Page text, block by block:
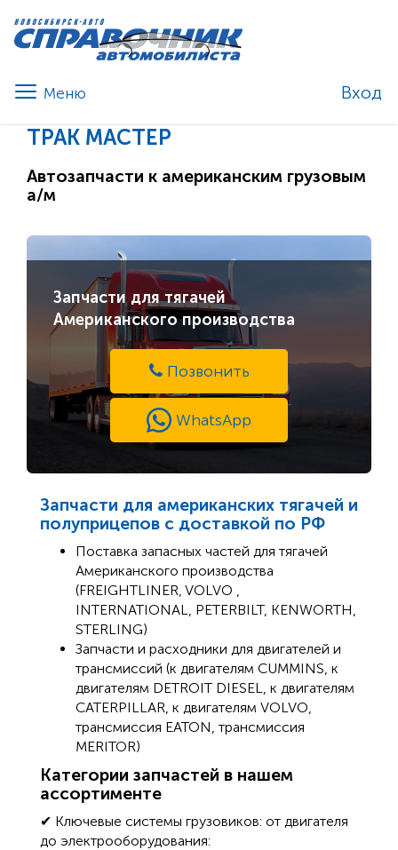
Вход
ТРАК МАСТЕР
Автозапчасти к американским грузовым
а/м
Запчасти для тягачей
Американского производства
Позвонить
WhatsApp
Запчасти для американских тягачей и
полуприцепов с доставкой по РФ
Поставка запасных частей для тягачей
Американского производства
(FREIGHTLINER, VOLVO ,
INTERNATIONAL, PETERBILT, KENWORTH,
STERLING)
Запчасти и расходники для двигателей и
трансмиссий (к двигателям CUMMINS, к
двигателям DETROIT DIESEL, к двигателям
CATERPILLAR, к двигателям VOLVO,
трансмиссия EATON, трансмиссия
MERITOR)
Категории запчастей в нашем
ассортименте
✔ Ключевые системы грузовиков: от двигателя
до электрооборудования: